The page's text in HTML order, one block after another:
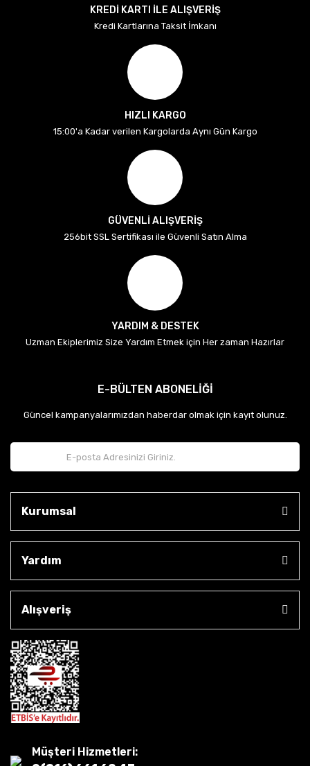
KREDİ KARTI İLE ALIŞVERİŞ
Kredi Kartlarına Taksit İmkanı
HIZLI KARGO
15:00'a Kadar verilen Kargolarda Aynı Gün Kargo
GÜVENLİ ALIŞVERİŞ
256bit SSL Sertifikası ile Güvenli Satın Alma
YARDIM & DESTEK
Uzman Ekiplerimiz Size Yardım Etmek için Her zaman Hazırlar
E-BÜLTEN ABONELİĞİ
Güncel kampanyalarımızdan haberdar olmak için kayıt olunuz.
Kurumsal
Yardım
Alışveriş
Müşteri Hizmetleri: